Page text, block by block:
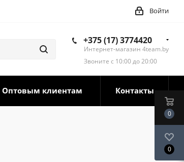
Войти
+375 (17) 3774420
Интернет-магазин 4team.by
Звоните с 10:00 до 20:00
Оптовым клиентам Контакты
0
0